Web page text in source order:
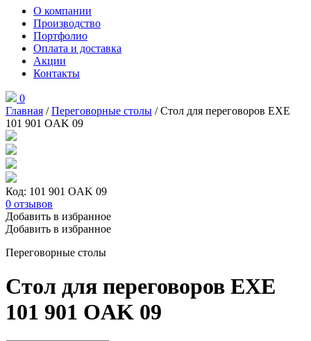
О компании
Производство
Портфолио
Оплата и доставка
Акции
Контакты
0
Главная /Переговорные столы / Стол для переговоров EXE
101 901 OAK 09
Код: 101 901 OAK 09
0 отзывов
Добавить в избранное
Добавить в избранное
Переговорные столы
Стол для переговоров EXE
101 901 OAK 09